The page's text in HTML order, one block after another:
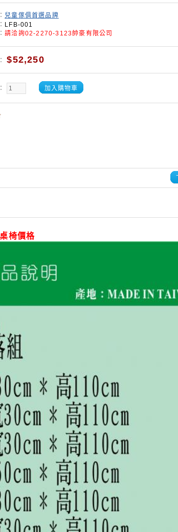
兒童傢俱首選品牌
LFB-001
請洽詢02-2270-3123帥豪有限公司
$52,250
加入購物車
椅價格